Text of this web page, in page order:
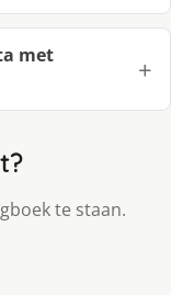
met
te staan.